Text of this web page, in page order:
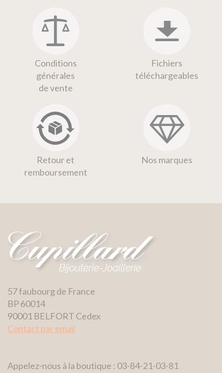
Conditions
générales
de vente
Fichiers
téléchargeables
Retour et
remboursement
Nos marques
57 faubourg de France
BP 60014
90001 BELFORT Cedex
Contact par email
Appelez-nous à la boutique : 03-84-21-03-81